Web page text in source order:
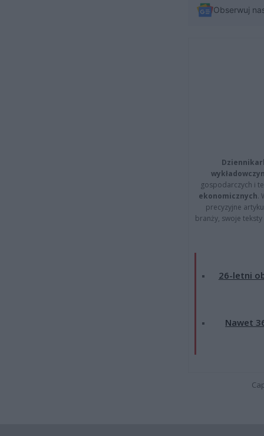
Obserwuj
gospodarczych i
ekonomicznych.
precyzyjne
branży, swoje
26-letni
Nawet